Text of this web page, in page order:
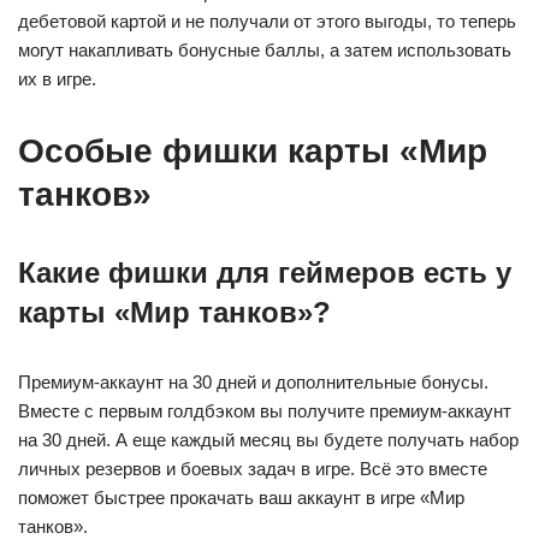
дебетовой картой и не получали от этого выгоды, то теперь
могут накапливать бонусные баллы, а затем использовать
их в игре.
Особые фишки карты «Мир
танков»
Какие фишки для геймеров есть у
карты «Мир танков»?
Премиум-аккаунт на 30 дней и дополнительные бонусы.
Вместе с первым голдбэком вы получите премиум-аккаунт
на 30 дней. А еще каждый месяц вы будете получать набор
личных резервов и боевых задач в игре. Всё это вместе
поможет быстрее прокачать ваш аккаунт в игре «Мир
танков».